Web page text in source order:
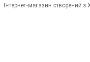
Інтернет-магазин створений